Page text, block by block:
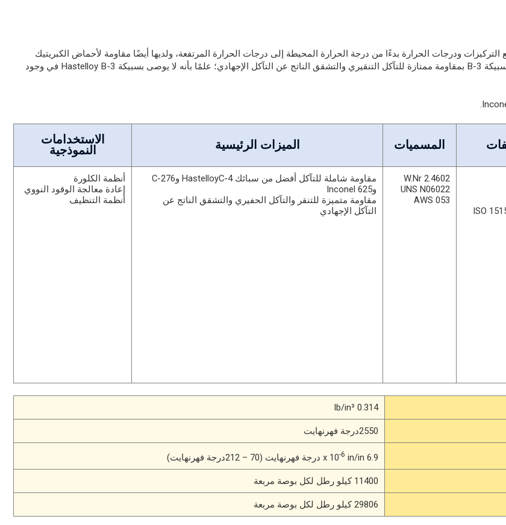
ودرجات الحرارة بدءًا من درجة الحرارة المحيطة إلى درجات الحرارة المرتفعة، ولديها أيضًا مقاومة لأحماض الكبريتيك
والخليك والفورميك والفوسفوريك وغيرها من المواد غير المؤكسِدة. تتمتع أيضًا سبيكة B-3 بمقاومة ممتازة للتآكل التنقيري والتشقق الناتج عن التآكل الإجهادي؛ علمًا بأنه لا يوصى بسبيكة Hastelloy B-3 في وجود
المسميات الميزات الرئيسية الاستخدامات
النموذجية
ISO
W.Nr 2.4602
UNS N06022
AWS 053
مقاومة شاملة للتآكل أفضل من سبائك HastelloyC-4 وC-276
وInconel 625
مقاومة متميزة للتنقر والتآكل الحفيري والتشقق الناتج عن
التآكل الإجهادي
أنظمة الكلورة
إعادة معالجة الوقود النووي
أنظمة التنظيف
0.314 lb/in³
2550درجة فهرنهايت
6.9 x 10
-6 in/in درجة فهرنهايت (70 – 212درجة فهرنهايت)
11400 كيلو رطل لكل بوصة مربعة
29806 كيلو رطل لكل بوصة مربعة